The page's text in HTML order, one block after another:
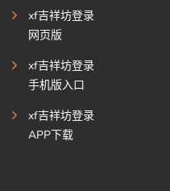
xf吉祥坊登录
网页版
xf吉祥坊登录
手机版入口
xf吉祥坊登录
APP下载